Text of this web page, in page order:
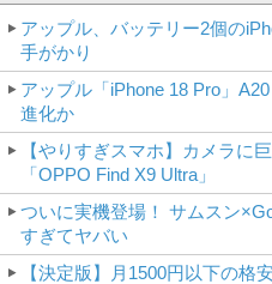
アップル、バッテリー2個の
手がかり
アップル「iPhone 18 Pro」
進化か
【やりすぎスマホ】カメラに
「OPPO Find X9 Ultra」
ついに実機登場！ サムスン
すぎてヤバい
【決定版】月1500円以下の格